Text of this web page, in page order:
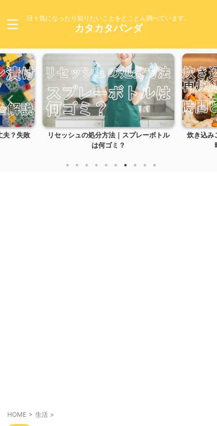
日々気になったり知りたいことをとことん調べています。
カタカタパンダ
ュの処分方法｜スプレーボトル
炊き込みご飯の失敗は再炊飯で
HOME > 生活 >